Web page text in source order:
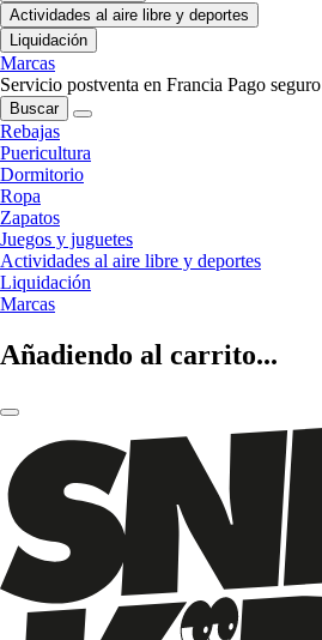
Actividades al aire libre y deportes
Liquidación
Marcas
Servicio postventa en Francia Pago seguro
Buscar
Rebajas
Puericultura
Dormitorio
Ropa
Zapatos
Juegos y juguetes
Actividades al aire libre y deportes
Liquidación
Marcas
Añadiendo al carrito...